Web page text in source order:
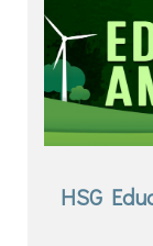
HSG